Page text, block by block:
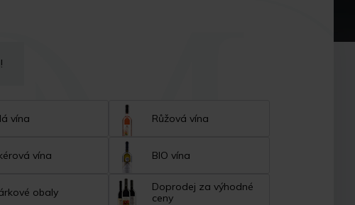
!
vína Růžová vína
vína BIO vína
obaly
Doprodej za výhodné
ceny